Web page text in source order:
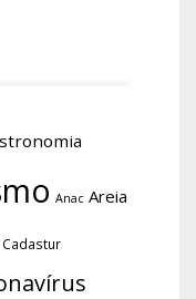
Anac Areia
Cadastur